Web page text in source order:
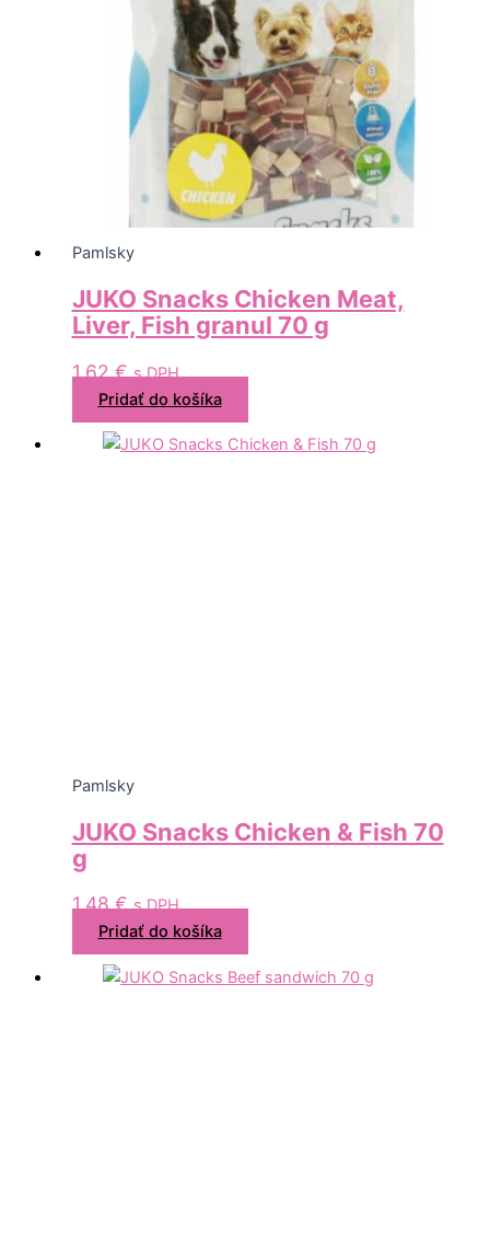
Pamlsky
JUKO Snacks Chicken Meat,
Liver, Fish granul 70 g
1,62€ s DPH
Pridať do košíka
Pamlsky
JUKO Snacks Chicken & Fish 70
g
1,48€ s DPH
Pridať do košíka